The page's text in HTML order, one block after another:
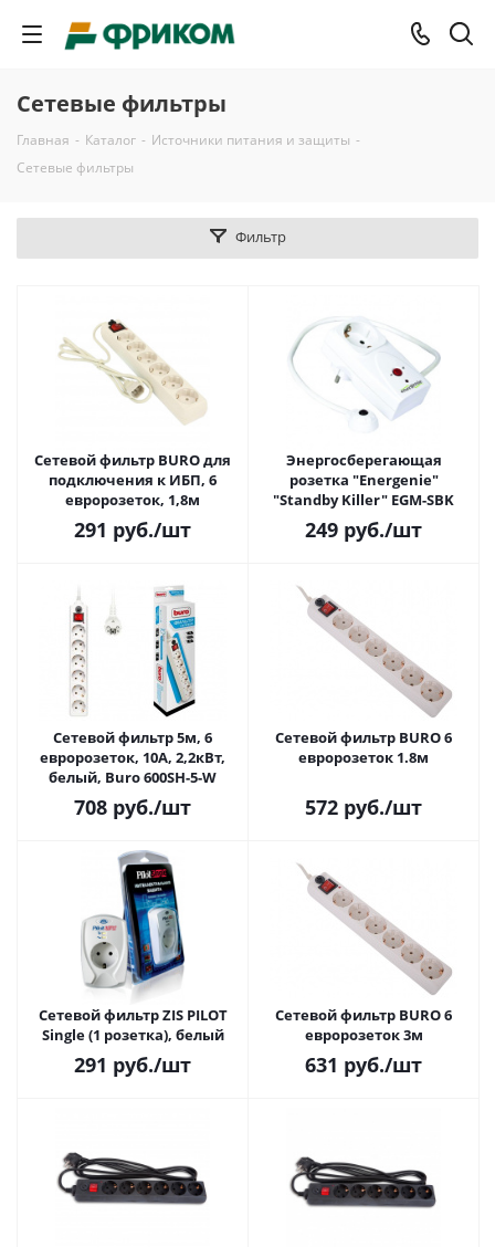
Сетевые фильтры
Главная - Каталог - Источники питания и защиты -
Сетевые фильтры
Фильтр
Сетевой фильтр BURO для
подключения к ИБП, 6
евророзеток, 1,8м
291 руб./шт
Энергосберегающая
розетка "Energenie"
"Standby Killer" EGM-SBK
249 руб./шт
Сетевой фильтр 5м, 6
евророзеток, 10А, 2,2кВт,
белый, Buro 600SH-5-W
708 руб./шт
Сетевой фильтр BURO 6
евророзеток 1.8м
572 руб./шт
Сетевой фильтр ZIS PILOT
Single (1 розетка), белый
291 руб./шт
Сетевой фильтр BURO 6
евророзеток 3м
631 руб./шт